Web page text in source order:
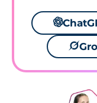
🌌
🪐